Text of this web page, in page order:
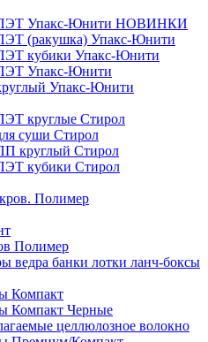
ПЭТ Упакс-Юнити НОВИНКИ
(ракушка) Упакс-Юнити
кубики Упакс-Юнити
Упакс-Юнити
Упакс-Юнити
круглые Стирол
суши Стирол
круглый Стирол
кубики Стирол
Полимер
Полимер
ведра банки лотки ланч-боксы
Компакт
Компакт Черные
целлюлозное волокно